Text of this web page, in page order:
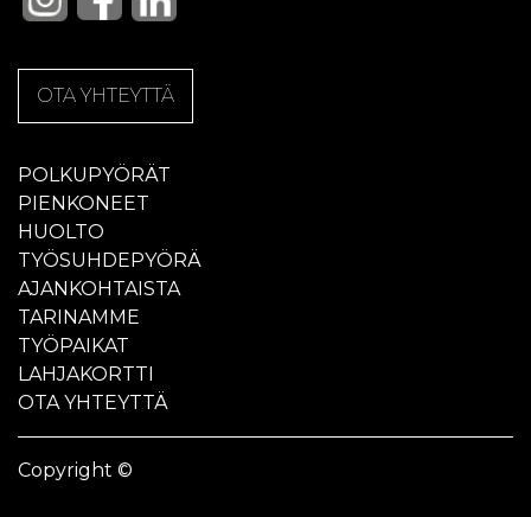
OTA YHTEYTTÄ
POLKUPYÖRÄT
PIENKONEET
HUOLTO
TYÖSUHDEPYÖRÄ
AJANKOHTAISTA
TARINAMME
TYÖPAIKAT
LAHJAKORTTI
OTA YHTEYTTÄ
Copyright ©